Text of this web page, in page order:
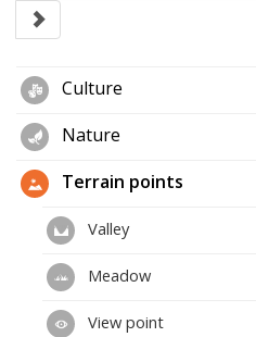
Culture
Nature
Terrain points
Valley
Meadow
View point